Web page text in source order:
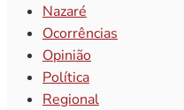
Nazaré
Ocorrências
Opinião
Política
Regional